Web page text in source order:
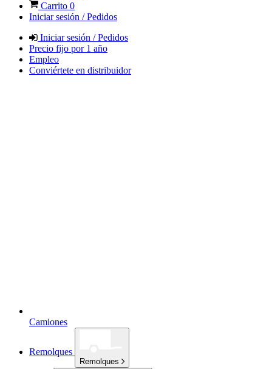
Carrito 0
Iniciar sesión / Pedidos
Iniciar sesión / Pedidos
Precio fijo por 1 año
Empleo
Conviértete en distribuidor
Camiones
Remolques
Remolques